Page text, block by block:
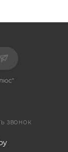
ЗВОНОК